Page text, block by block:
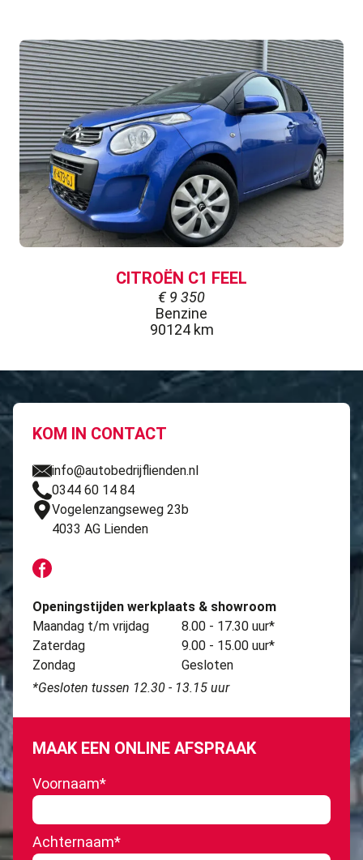
CITROËN C1 FEEL
€ 9 350
Benzine
90124 km
KOM IN CONTACT
info@autobedrijflienden.nl
0344 60 14 84
Vogelenzangseweg 23b
4033 AG Lienden
Openingstijden werkplaats & showroom
Maandag t/m vrijdag
8.00 - 17.30 uur*
Zaterdag
9.00 - 15.00 uur*
Zondag
Gesloten
*Gesloten tussen 12.30 - 13.15 uur
MAAK EEN ONLINE AFSPRAAK
Voornaam*
Achternaam*